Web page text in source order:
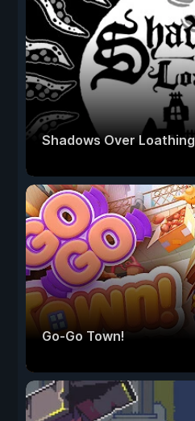
Shadows Over Loathing
Go-Go Town!